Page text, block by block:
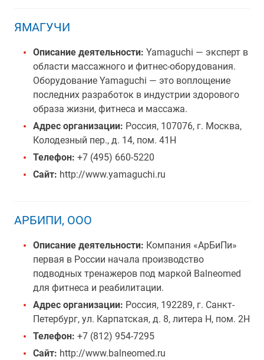
ЯМАГУЧИ
Описание деятельности: Yamaguchi — эксперт в
области массажного и фитнес-оборудования.
Оборудование Yamaguchi — это воплощение
последних разработок в индустрии здорового
образа жизни, фитнеса и массажа.
Адрес организации: Россия, 107076, г. Москва,
Колодезный пер., д. 14, пом. 41Н
Телефон: +7 (495) 660-5220
Сайт: http://www.yamaguchi.ru
АРБИПИ, ООО
Описание деятельности: Компания «АрБиПи»
первая в России начала производство
подводных тренажеров под маркой Balneomed
для фитнеса и реабилитации.
Адрес организации: Россия, 192289, г. Санкт-
Петербург, ул. Карпатская, д. 8, литера Н, пом. 2Н
Телефон: +7 (812) 954-7295
Сайт: http://www.balneomed.ru